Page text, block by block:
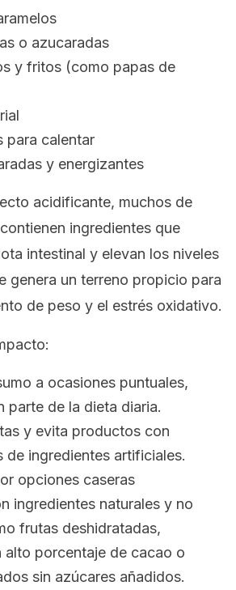
o azucaradas
y fritos (como papas de
para calentar
y energizantes
acidificante, muchos de
ingredientes que
intestinal y elevan los niveles
genera un terreno propicio para
de peso y el estrés oxidativo.
a ocasiones puntuales,
parte de la dieta diaria.
y evita productos con
de ingredientes artificiales.
opciones caseras
ingredientes naturales y no
frutas deshidratadas,
alto porcentaje de cacao o
sin azúcares añadidos.